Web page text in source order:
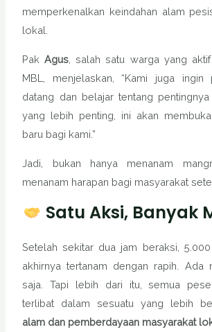
memperkenalkan keindahan alam
lokal.
PakAgus , salah satu warga yang
MBL, menjelaskan, “Kami juga ingin
datang dan belajar tentang
yang lebih penting, ini akan
baru bagi kami.”
Jadi, bukan hanya menanam
menanam harapan bagi masyarakat
Satu Aksi, Banyak
Setelah sekitar dua jam beraksi,
akhirnya tertanam dengan rapih. Ada
saja. Tapi lebih dari itu, semua
terlibat dalam sesuatu yang lebih
alam dan pemberdayaan masyarakat